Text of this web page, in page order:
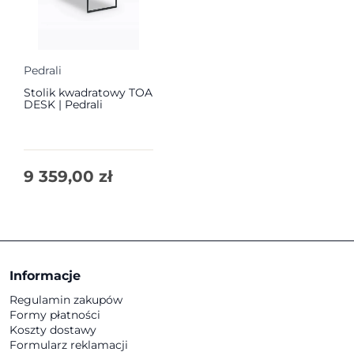
Pedrali
Stolik kwadratowy TOA
DESK | Pedrali
9 359,00 zł
Informacje
Regulamin zakupów
Formy płatności
Koszty dostawy
Formularz reklamacji